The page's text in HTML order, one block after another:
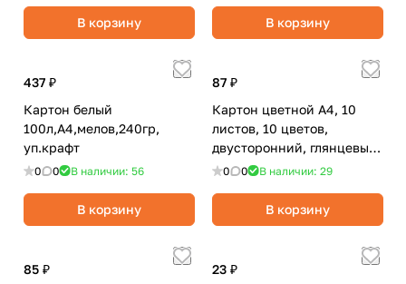
В корзину В корзину
437 ₽
Картон белый
100л,А4,мелов,240гр,
уп.крафт
0 0 В наличии: 56
В корзину
87 ₽
Картон цветной А4, 10
листов, 10 цветов,
двусторонний, глянцевый,
ПандаРог
интелект"
0 0 В наличии: 29
В корзину
85 ₽
23 ₽